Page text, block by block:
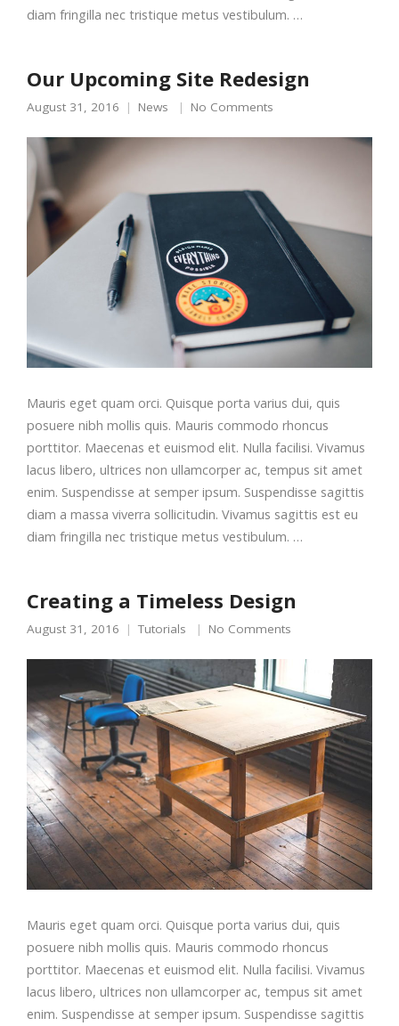
diam fringilla nec tristique metus vestibulum. …
Our Upcoming Site Redesign
August 31, 2016 News No Comments
Mauris eget quam orci. Quisque porta varius dui, quis
posuere nibh mollis quis. Mauris commodo rhoncus
porttitor. Maecenas et euismod elit. Nulla facilisi. Vivamus
lacus libero, ultrices non ullamcorper ac, tempus sit amet
enim. Suspendisse at semper ipsum. Suspendisse sagittis
diam a massa viverra sollicitudin. Vivamus sagittis est eu
diam fringilla nec tristique metus vestibulum. …
Creating a Timeless Design
August 31, 2016 Tutorials No Comments
Mauris eget quam orci. Quisque porta varius dui, quis
posuere nibh mollis quis. Mauris commodo rhoncus
porttitor. Maecenas et euismod elit. Nulla facilisi. Vivamus
lacus libero, ultrices non ullamcorper ac, tempus sit amet
enim. Suspendisse at semper ipsum. Suspendisse sagittis